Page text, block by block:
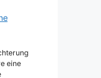
eine